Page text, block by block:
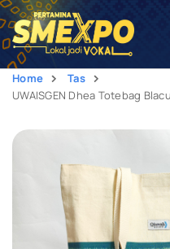
Home
Tas
UWAISGEN Dhea Totebag